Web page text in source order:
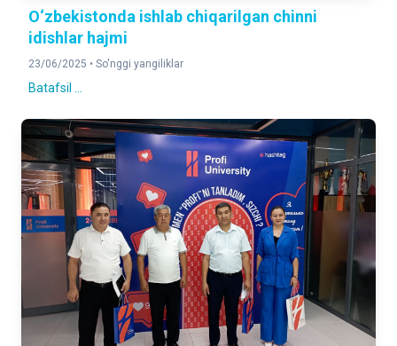
O‘zbekistonda ishlab chiqarilgan chinni
idishlar hajmi
23/06/2025 • So'nggi yangiliklar
Batafsil ...